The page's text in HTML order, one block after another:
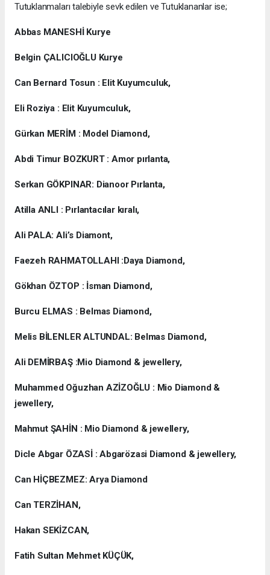
Tutuklanmaları talebiyle sevk edilen ve Tutuklananlar ise;
Abbas MANESHİ Kurye
Belgin ÇALICIOĞLU Kurye
Can Bernard Tosun : Elit Kuyumculuk,
Eli Roziya : Elit Kuyumculuk,
Gürkan MERİM : Model Diamond,
Abdi Timur BOZKURT : Amor pırlanta,
Serkan GÖKPINAR: Dianoor Pırlanta,
Atilla ANLI : Pırlantacılar kıralı,
Ali PALA: Ali’s Diamont,
Faezeh RAHMATOLLAHI :Daya Diamond,
Gökhan ÖZTOP : İsman Diamond,
Burcu ELMAS : Belmas Diamond,
Melis BİLENLER ALTUNDAL: Belmas Diamond,
Ali DEMİRBAŞ :Mio Diamond & jewellery,
Muhammed Oğuzhan AZİZOĞLU : Mio Diamond &
jewellery,
Mahmut ŞAHİN : Mio Diamond & jewellery,
Dicle Abgar ÖZASİ : Abgarözasi Diamond & jewellery,
Can HİÇBEZMEZ: Arya Diamond
Can TERZİHAN,
Hakan SEKİZCAN,
Fatih Sultan Mehmet KÜÇÜK,